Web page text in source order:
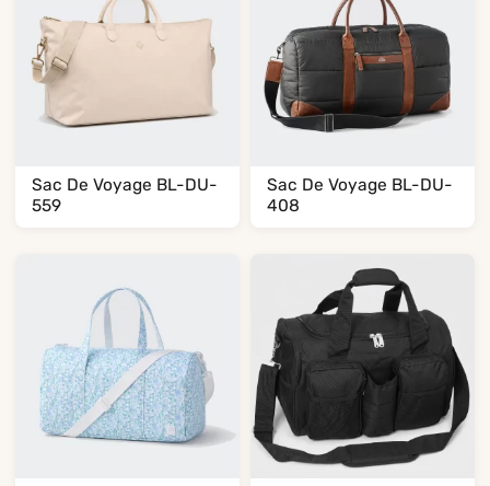
Sac De Voyage BL-DU-
559
Sac De Voyage BL-DU-
408